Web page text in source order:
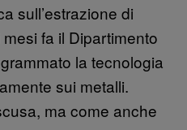
sull’estrazione di
fa il Dipartimento
la tecnologia
sui metalli.
ma come anche